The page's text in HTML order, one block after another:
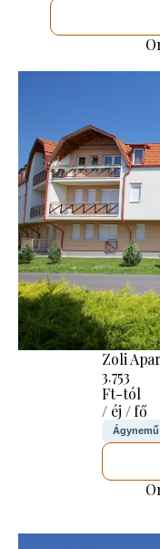
Zoli
3.753
Ft-tól
/ éj / fő
Ágynemű